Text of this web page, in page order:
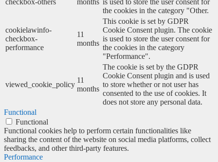
checkbox-others
months is used to store the user consent for
the cookies in the category "Other.
cookielawinfo-
checkbox-
performance
11
months
This cookie is set by GDPR
Cookie Consent plugin. The cookie
is used to store the user consent for
the cookies in the category
"Performance".
viewed_cookie_policy
11
months
The cookie is set by the GDPR
Cookie Consent plugin and is used
to store whether or not user has
consented to the use of cookies. It
does not store any personal data.
Functional
Functional
Functional cookies help to perform certain functionalities like
sharing the content of the website on social media platforms, collect
feedbacks, and other third-party features.
Performance